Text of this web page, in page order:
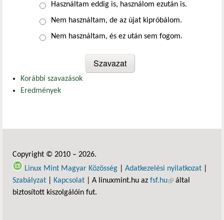
Választások
Használtam eddig is, használom ezután is.
Nem használtam, de az újat kipróbálom.
Nem használtam, és ez után sem fogom.
Korábbi szavazások
Eredmények
Copyright © 2010 – 2026.
Linux Mint Magyar Közösség
Adatkezelési nyilatkozat
Szabályzat
Kapcsolat | A linuxmint.hu az fsf.hu(külső hivatkozás)
által
biztosított kiszolgálóin fut.